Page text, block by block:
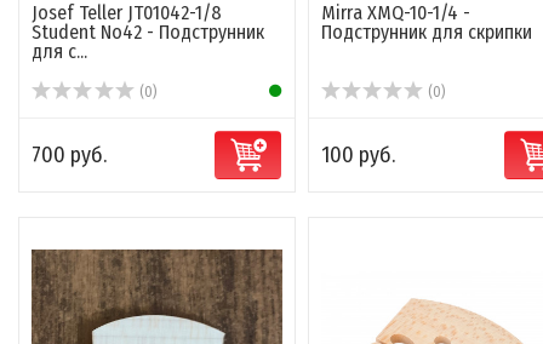
Josef Teller JT01042-1/8
Student No42 - Подструнник
для с...
(0)
700 руб.
Mirra XMQ-10-1/4 -
Подструнник для скрипки
(0)
100 руб.